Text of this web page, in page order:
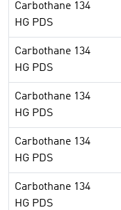
Carbothane 134
HG PDS
Carbothane 134
HG PDS
Carbothane 134
HG PDS
Carbothane 134
HG PDS
Carbothane 134
HG PDS